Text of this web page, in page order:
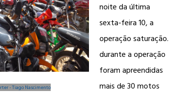
- Tiago Nascimento
noite da última
sexta-feira 10, a
operação saturação.
durante a operação
foram apreendidas
mais de 30 motos